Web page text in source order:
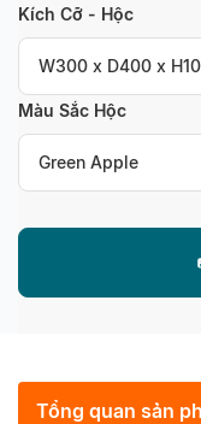
Kích Cỡ - Hộc
W300 x D400 x
Màu Sắc Hộc
Green Apple
Tổng quan sản